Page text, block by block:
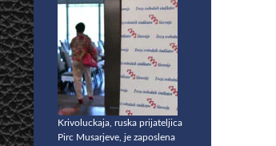
Krivoluckaja, ruska prijateljica
Pirc Musarjeve, je zaposlena